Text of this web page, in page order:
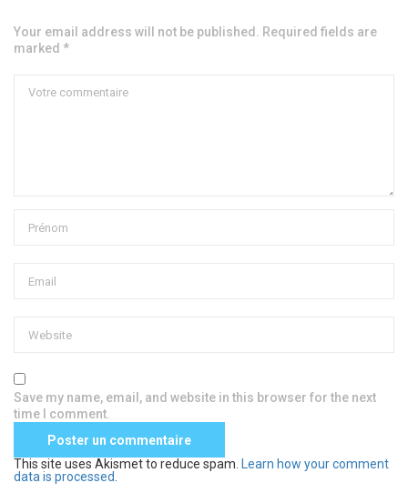
Your email address will not be published. Required fields are
marked *
Save my name, email, and website in this browser for the next
time I comment.
This site uses Akismet to reduce spam.
Learn how your comment
data is processed